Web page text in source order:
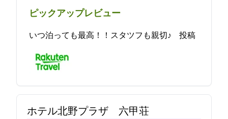
ピックアップレビュー
いつ泊っても最高！！スタツフも親切(^^♪ 2021-10-13 18:38:53投稿
ホテル北野プラザ 六甲荘